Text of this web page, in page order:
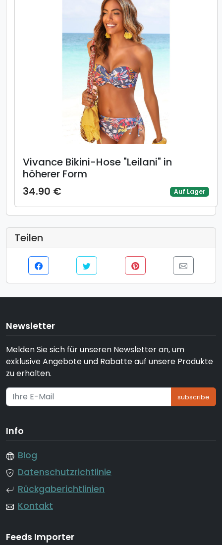
Vivance Bikini-Hose "Leilani" in
höherer Form
34.90 €
Auf Lager
Teilen
Newsletter
Melden Sie sich für unseren Newsletter an, um
exklusive Angebote und Rabatte auf unsere Produkte
zu erhalten.
subscribe
Info
Blog
Datenschutzrichtlinie
Rückgaberichtlinien
Kontakt
Feeds Importer